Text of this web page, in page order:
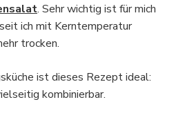
. Sehr wichtig ist für mich
ich mit Kerntemperatur
trocken.
ist dieses Rezept ideal:
kombinierbar.